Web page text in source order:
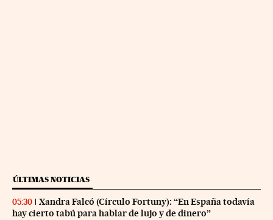
ÚLTIMAS NOTICIAS
05:30
Xandra Falcó (Círculo Fortuny): “En España todavía
hay cierto tabú para hablar de lujo y de dinero”